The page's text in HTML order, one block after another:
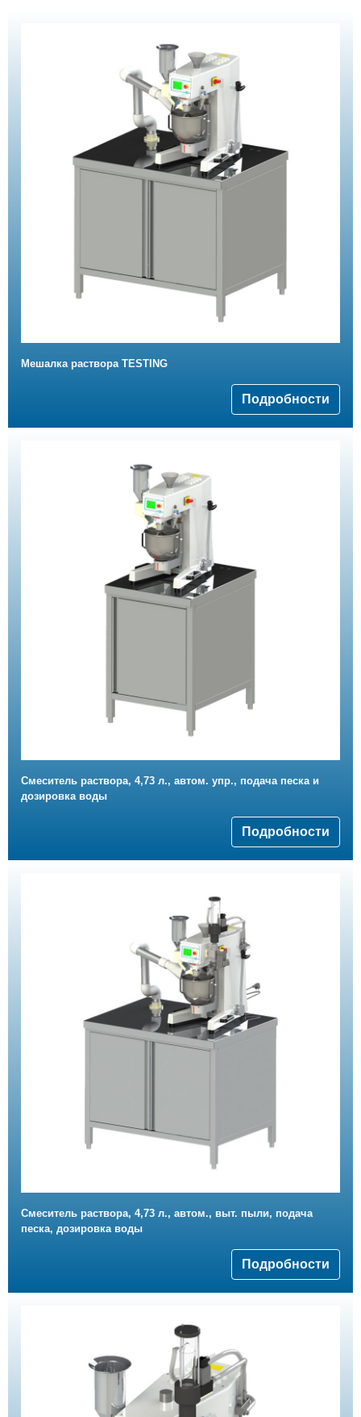
Мешалка раствора TESTING
Подробности
Смеситель раствора, 4,73 л., автом. упр., подача песка и
дозировка воды
Подробности
Смеситель раствора, 4,73 л., автом., выт. пыли, подача
песка, дозировка воды
Подробности